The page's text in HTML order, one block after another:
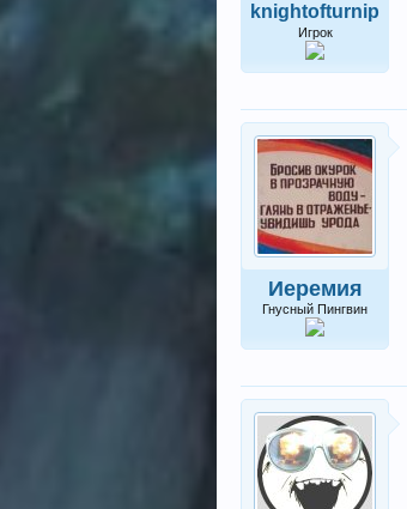
knightofturnip
Игрок
Иеремия
Гнусный Пингвин